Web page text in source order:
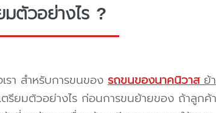
ตัวอย่างไร ?
รา สำหรับการขนของ รถขนของนาคนิวาสย้
ตรียมตัวอย่างไร ก่อนการขนย้ายของ ถ้าลูกค้